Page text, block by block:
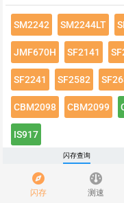
闪存 测速
SM2242 SM2244LT
JMF670H SF2141
SF2241 SF2582
CBM2098 CBM2099
IS917
点击绿色按钮有惊喜哦~
闪存速度
闪存查询